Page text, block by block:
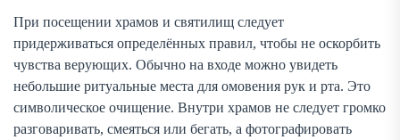
При посещении храмов и святилищ следует
придерживаться определённых правил, чтобы не оскорбить
чувства верующих. Обычно на входе можно увидеть
небольшие ритуальные места для омовения рук и рта. Это
символическое очищение. Внутри храмов не следует громко
разговаривать, смеяться или бегать, а фотографировать